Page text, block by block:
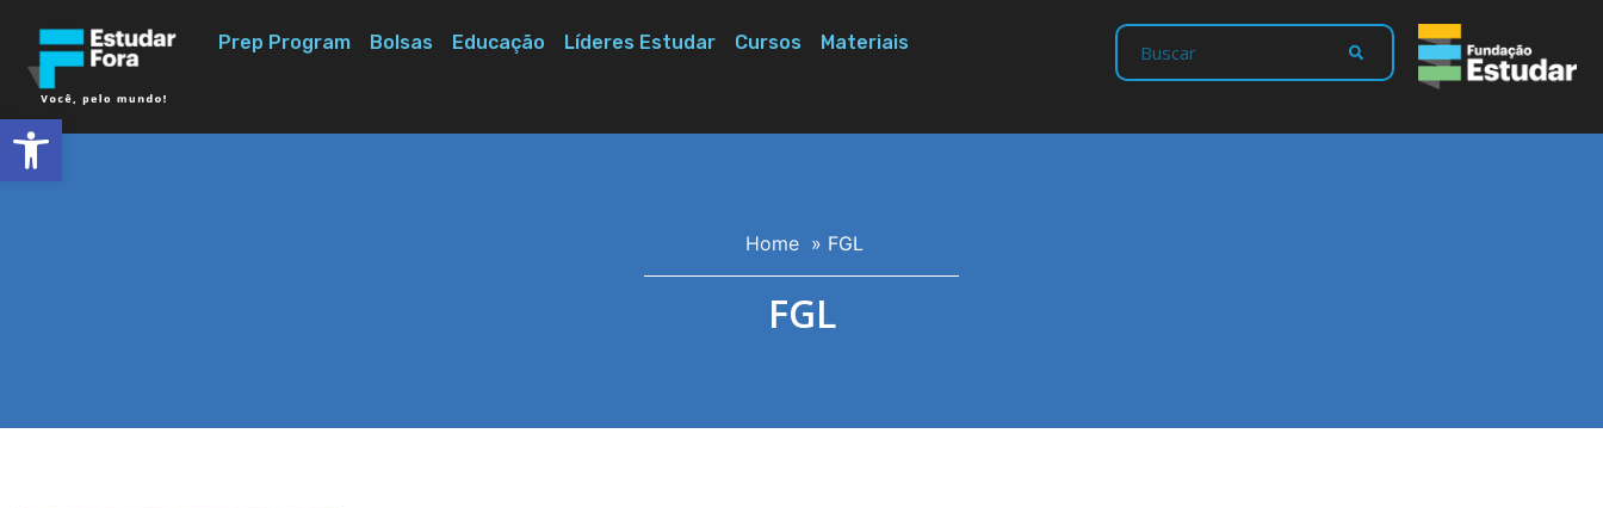
Prep Program Bolsas Educação Líderes Estudar Cursos Materiais
Home » FGL
FGL
Abrir a barra de ferramentas